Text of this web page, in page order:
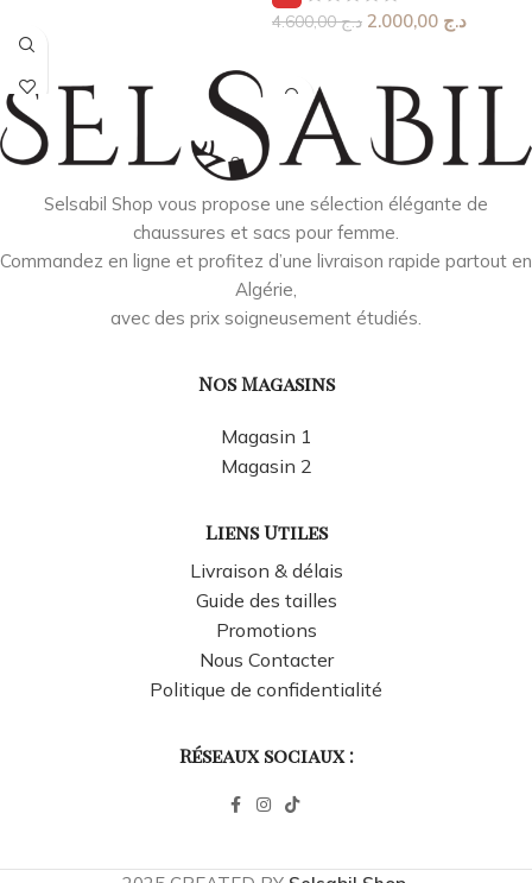
د.ج4.600,00 د.ج
Selsabil Shop vous propose une sélection élégante de
chaussures et sacs pour femme.
Commandez en ligne et profitez d’une livraison rapide partout en
Algérie,
avec des prix soigneusement étudiés.
Nos Magasins
Magasin 1
Magasin 2
Liens Utiles
Livraison & délais
Guide des tailles
Promotions
Nous Contacter
Politique de confidentialité
Réseaux sociaux :